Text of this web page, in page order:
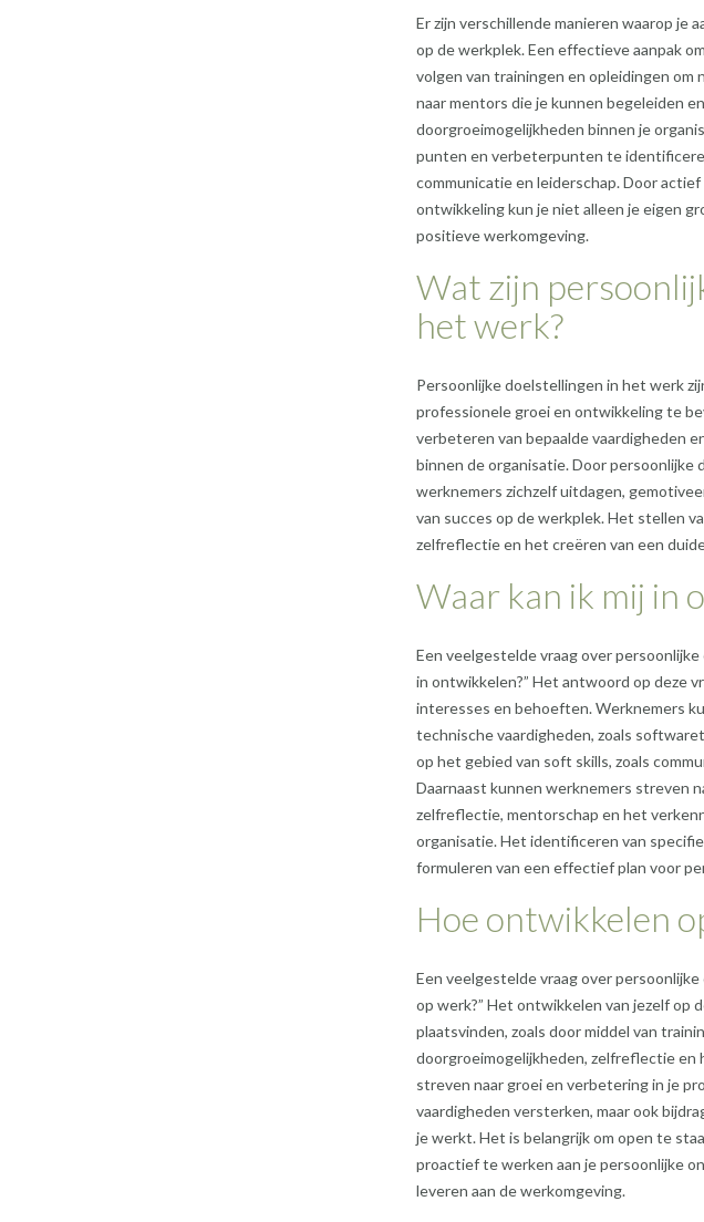
Er zijn verschillende manieren waarop je
op de werkplek. Een effectieve aanpak
volgen van trainingen en opleidingen
naar mentors die je kunnen begeleiden
doorgroeimogelijkheden binnen je
punten en verbeterpunten te
communicatie en leiderschap. Door
ontwikkeling kun je niet alleen je eigen
positieve werkomgeving.
Wat zijn
het werk?
Persoonlijke doelstellingen in het werk
professionele groei en ontwikkeling te
verbeteren van bepaalde vaardigheden
binnen de organisatie. Door
werknemers zichzelf uitdagen,
van succes op de werkplek. Het stellen
zelfreflectie en het creëren van een
Waar kan ik mij in
Een veelgestelde vraag over
in ontwikkelen?” Het antwoord op deze
interesses en behoeften. Werknemers
technische vaardigheden, zoals
op het gebied van soft skills, zoals
Daarnaast kunnen werknemers streven
zelfreflectie, mentorschap en het
organisatie. Het identificeren van
formuleren van een effectief plan voor
Hoe ontwikkelen
Een veelgestelde vraag over
op werk?” Het ontwikkelen van jezelf op
plaatsvinden, zoals door middel van
doorgroeimogelijkheden, zelfreflectie
streven naar groei en verbetering in je
vaardigheden versterken, maar ook
je werkt. Het is belangrijk om open te
proactief te werken aan je persoonlijke
leveren aan de werkomgeving.